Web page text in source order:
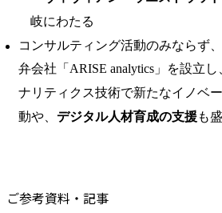
岐にわたる
コンサルティング活動のみならず
弁会社「ARISE analytics」を設立
ナリティクス技術で新たなイノベ
動や、 デジタル人材育成の支援も
ご参考資料・記事